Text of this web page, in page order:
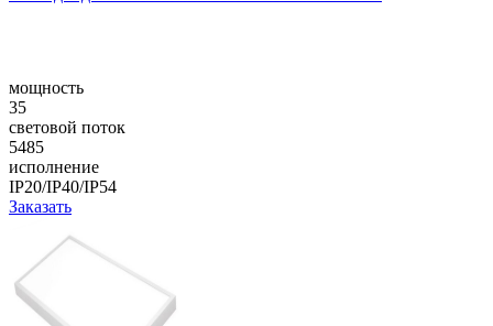
мощность
35
световой поток
5485
исполнение
IP20/IP40/IP54
Заказать